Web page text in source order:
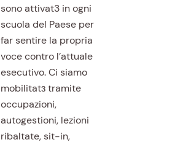
sono attivat3 in ogni
scuola del Paese per
far sentire la propria
voce contro l’attuale
esecutivo. Ci siamo
mobilitatɜ tramite
occupazioni,
autogestioni, lezioni
ribaltate, sit-in,